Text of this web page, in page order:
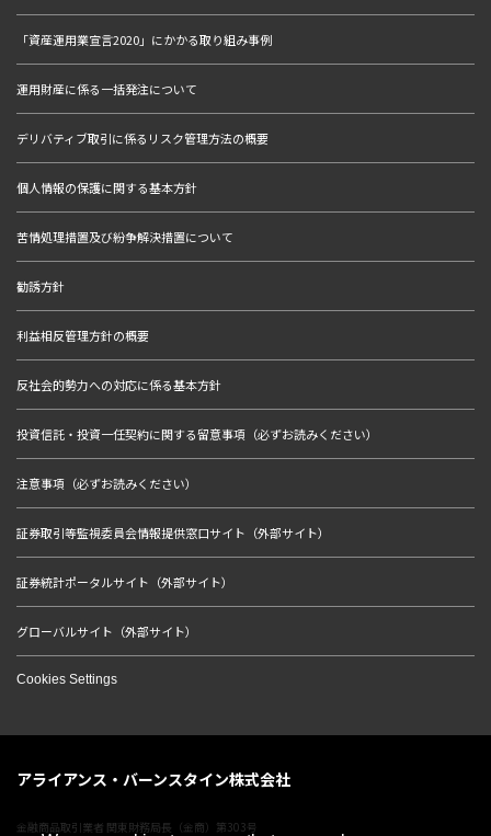
「資産運用業宣言2020」にかかる取り組み事例
運用財産に係る一括発注について
デリバティブ取引に係るリスク管理方法の概要
個人情報の保護に関する基本方針
苦情処理措置及び紛争解決措置について
勧誘方針
利益相反管理方針の概要
反社会的勢力への対応に係る基本方針
投資信託・投資一任契約に関する留意事項（必ずお読みください）
注意事項（必ずお読みください）
証券取引等監視委員会情報提供窓口サイト（外部サイト）
証券統計ポータルサイト（外部サイト）
グローバルサイト（外部サイト）
Cookies Settings
アライアンス・バーンスタイン株式会社
金融商品取引業者 関東財務局長（金商）第303号